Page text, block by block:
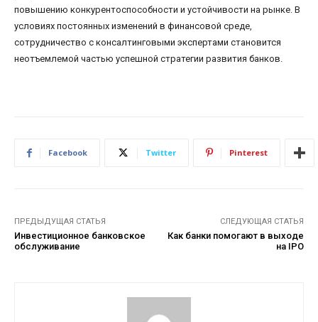
повышению конкурентоспособности и устойчивости на рынке. В
условиях постоянных изменений в финансовой среде,
сотрудничество с консалтинговыми экспертами становится
неотъемлемой частью успешной стратегии развития банков.
Facebook Twitter Pinterest
ПРЕДЫДУЩАЯ СТАТЬЯ
Инвестиционное банковское
обслуживание
СЛЕДУЮЩАЯ СТАТЬЯ
Как банки помогают в выходе
на IPO